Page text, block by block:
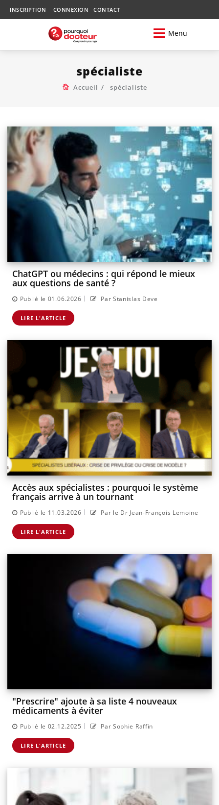
INSCRIPTION CONNEXION CONTACT
Menu
spécialiste
Accueil spécialiste
ChatGPT ou médecins : qui répond le mieux
aux questions de santé ?
Publié le 01.06.2026 | Par Stanislas Deve
LIRE L'ARTICLE
Accès aux spécialistes : pourquoi le système
français arrive à un tournant
Publié le 11.03.2026 | Par le Dr Jean-François Lemoine
LIRE L'ARTICLE
"Prescrire" ajoute à sa liste 4 nouveaux
médicaments à éviter
Publié le 02.12.2025 | Par Sophie Raffin
LIRE L'ARTICLE